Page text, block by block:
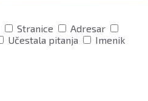
Stranice
Adresar
Učestala pitanja Imenik